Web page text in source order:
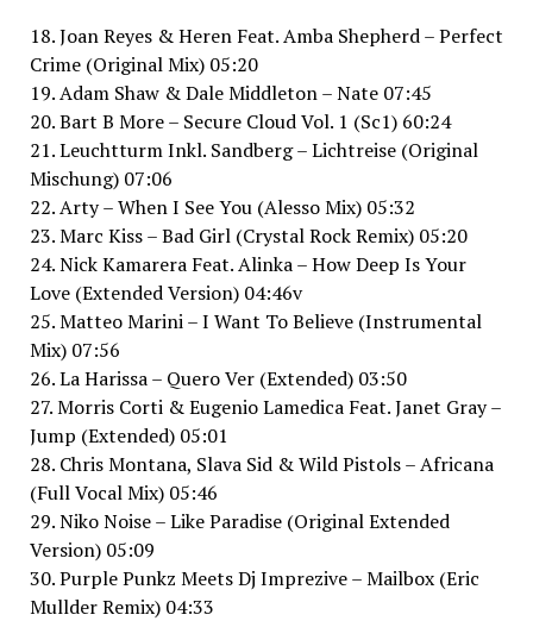
18. Joan Reyes & Heren Feat. Amba Shepherd – Perfect
Crime (Original Mix) 05:20
19. Adam Shaw & Dale Middleton – Nate 07:45
20. Bart B More – Secure Cloud Vol. 1 (Sc1) 60:24
21. Leuchtturm Inkl. Sandberg – Lichtreise (Original
Mischung) 07:06
22. Arty – When I See You (Alesso Mix) 05:32
23. Marc Kiss – Bad Girl (Crystal Rock Remix) 05:20
24. Nick Kamarera Feat. Alinka – How Deep Is Your
Love (Extended Version) 04:46v
25. Matteo Marini – I Want To Believe (Instrumental
Mix) 07:56
26. La Harissa – Quero Ver (Extended) 03:50
27. Morris Corti & Eugenio Lamedica Feat. Janet Gray –
Jump (Extended) 05:01
28. Chris Montana, Slava Sid & Wild Pistols – Africana
(Full Vocal Mix) 05:46
29. Niko Noise – Like Paradise (Original Extended
Version) 05:09
30. Purple Punkz Meets Dj Imprezive – Mailbox (Eric
Mullder Remix) 04:33